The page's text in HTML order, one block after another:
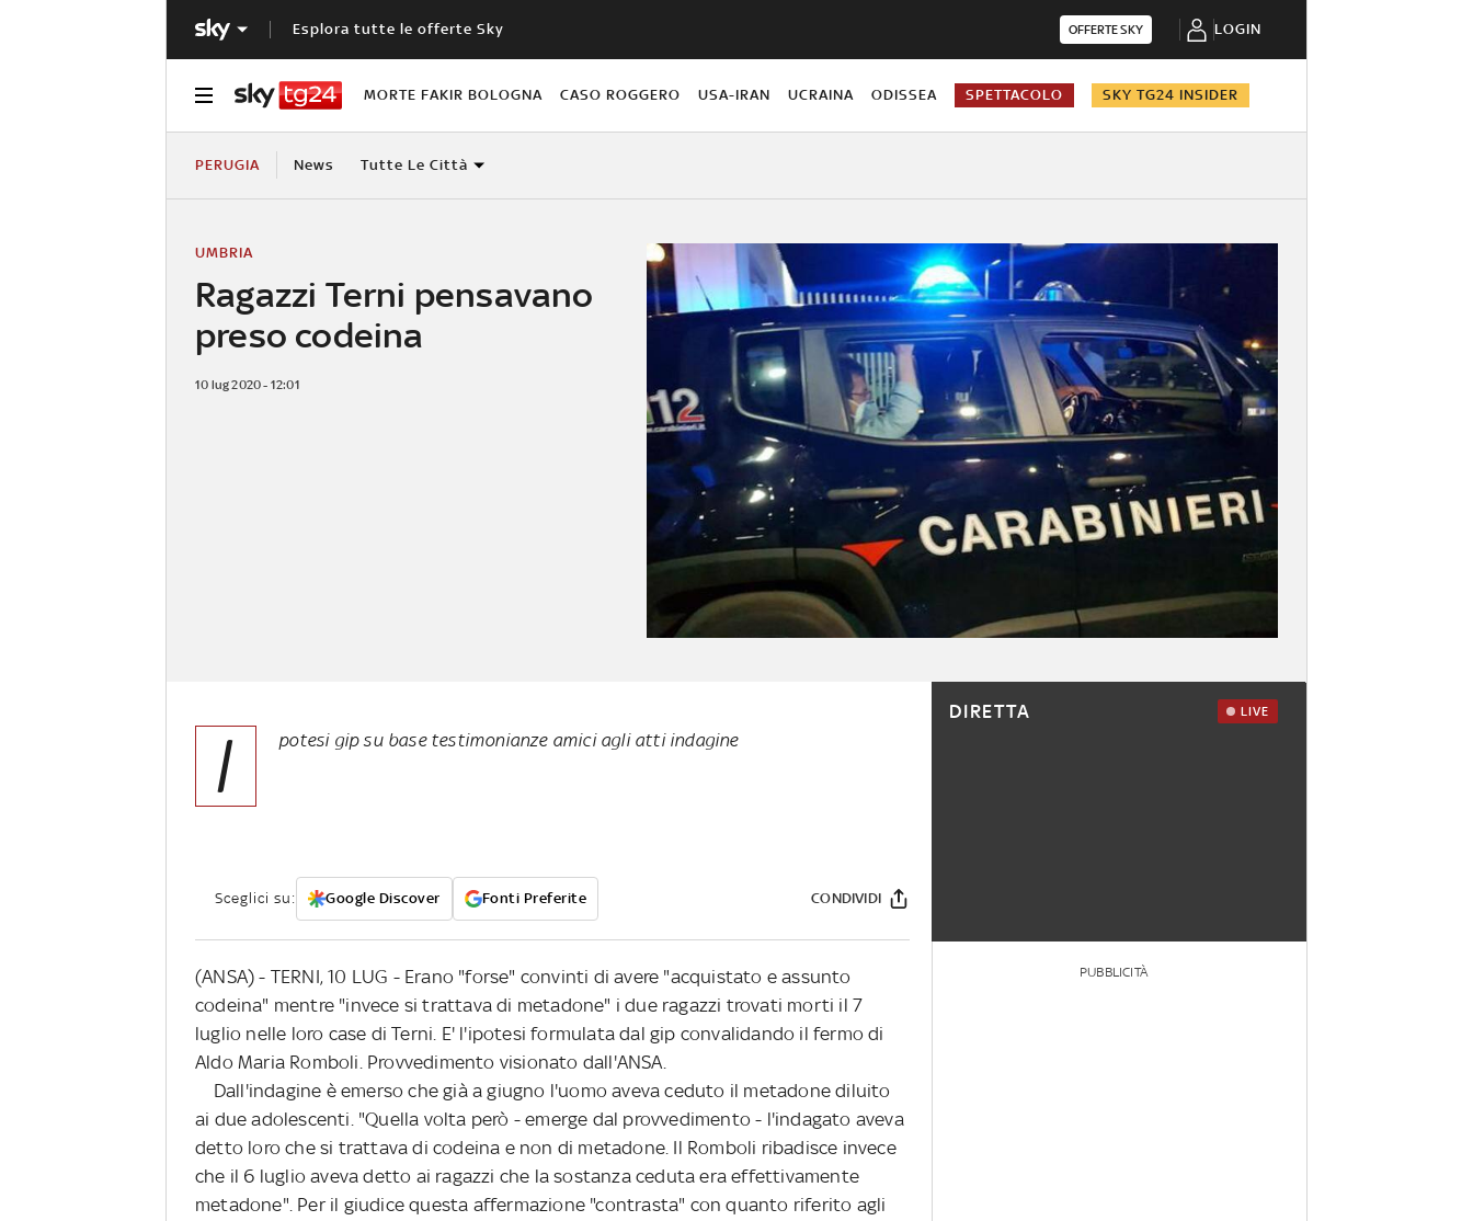
Esplora tutte le offerte Sky OFFERTE SKY LOGIN
MORTE FAKIR BOLOGNA CASO ROGGERO USA-IRAN UCRAINA ODISSEA SPETTACOLO SKY TG24 INSIDER
PERUGIA News Tutte Le Città
Ragazzi Terni pensavano
preso codeina
UMBRIA
10 lug 2020 - 12:01
I potesi gip su base testimonianze amici agli atti indagine
Sceglici su: Google Discover Fonti Preferite CONDIVIDI
(ANSA) - TERNI, 10 LUG - Erano "forse" convinti di avere "acquistato e assunto
codeina" mentre "invece si trattava di metadone" i due ragazzi trovati morti il 7
luglio nelle loro case di Terni. E' l'ipotesi formulata dal gip convalidando il fermo di
Aldo Maria Romboli. Provvedimento visionato dall'ANSA.
Dall'indagine è emerso che già a giugno l'uomo aveva ceduto il metadone diluito
ai due adolescenti. "Quella volta però - emerge dal provvedimento - l'indagato aveva
detto loro che si trattava di codeina e non di metadone. Il Romboli ribadisce invece
che il 6 luglio aveva detto ai ragazzi che la sostanza ceduta era effettivamente
metadone". Per il giudice questa affermazione "contrasta" con quanto riferito agli
DIRETTA LIVE
PUBBLICITÀ